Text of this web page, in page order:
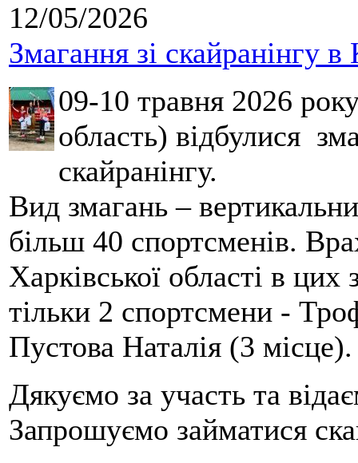
12/05/2026
Змагання зі скайранінгу в
09-10 травня 2026
область) відбулися
скайранінгу.
Вид змагань –
більш 40 спортсменів.
Харківської області в
тільки 2 спортсмени -
Пустова Наталія (3 місце).
Дякуємо за участь та
Запрошуємо займатися